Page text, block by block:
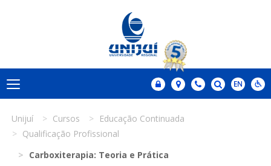
Unijuí Cursos
Educação Continuada
Qualificação Profissional
Carboxiterapia: Teoria e Prática